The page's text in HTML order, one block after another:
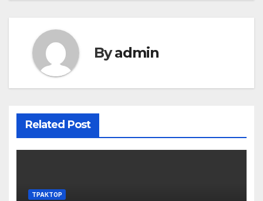
Byadmin
Related Post
ТРАКТОР